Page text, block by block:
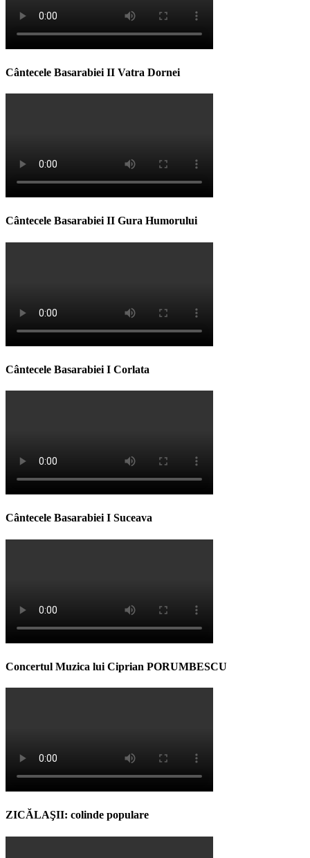
Cântecele Basarabiei II Vatra Dornei
Cântecele Basarabiei II Gura Humorului
Cântecele Basarabiei I Corlata
Cântecele Basarabiei I Suceava
Concertul Muzica lui Ciprian PORUMBESCU
ZICĂLAŞII: colinde populare